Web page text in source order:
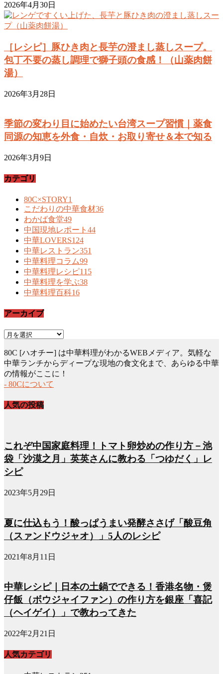
2026年4月30日
［レシピ］豚ひき肉と長芋の澄まし蒸しスープ。
包丁不要の蒸し調理で獅子頭の食感！（山薬肉餅
湯）
2026年3月28日
季節の変わり目に始めたい台湾スープ習慣｜薬食
同源の知恵を外食・自炊・お取り寄せ＆本で知る
2026年3月9日
カテゴリ
80C×STORY1
こだわりの中華食材36
わかば食堂49
中国現地レポート 44
中華LOVERS124
中華レストラン351
中華料理コラム99
中華料理レシピ115
中華料理を学ぶ38
中華料理百科16
アーカイブ
ア
カ
イ
ブ
80C [ハオチー] は中華料理がわかるWEBメディア。気軽な
中華ランチからディープな現地の食文化まで、あらゆる中華
の情報がここに！
- 80Cについて
人気の投稿
これぞ中国家庭料理！トマト卵炒めの作り方－池
袋「沙漠之月」英英さんに教わる「つゆだく」レ
シピ
2023年5月29日
夏に仕込もう！酸っぱうまい発酵ささげ「酸豆角
（スァンドウジャオ）」5人のレシピ
2021年8月11日
中華レシピ｜日本の土鍋でできる！香港名物・煲
仔飯（ボウジャイファン）の作り方を銀座「喜記
（ヘイゲイ）」で教わってきた
2022年2月21日
人気カテゴリ